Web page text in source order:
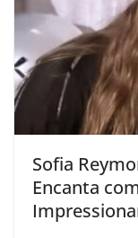
Sofia
Encanta